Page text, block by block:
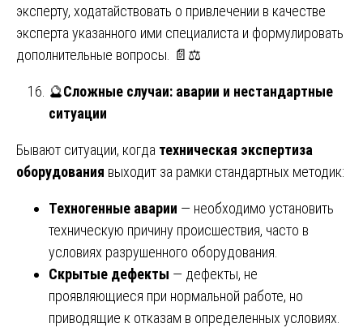
эксперту, ходатайствовать о привлечении в качестве
эксперта указанного ими специалиста и формулировать
дополнительные вопросы. 📄⚖️
🔮Сложные случаи: аварии и нестандартные
ситуации
Бывают ситуации, когда техническая экспертиза
оборудования выходит за рамки стандартных методик:
Техногенные аварии — необходимо установить
техническую причину происшествия, часто в
условиях разрушенного оборудования.
Скрытые дефекты — дефекты, не
проявляющиеся при нормальной работе, но
приводящие к отказам в определенных условиях.